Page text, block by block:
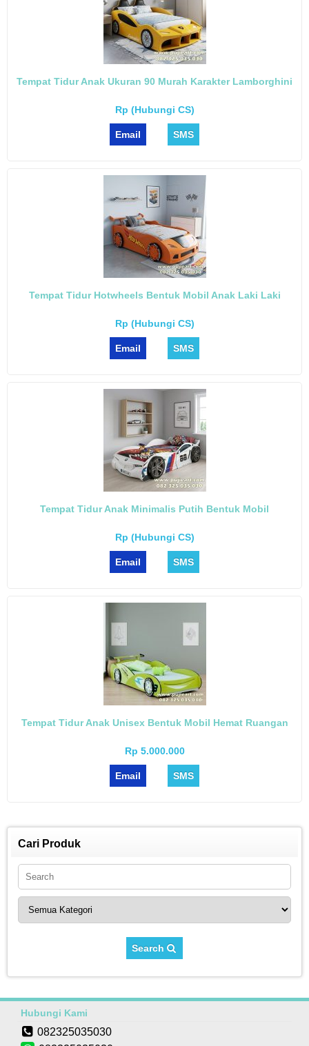
Tempat Tidur Anak Ukuran 90 Murah Karakter Lamborghini
Rp (Hubungi CS)
Email SMS
Tempat Tidur Hotwheels Bentuk Mobil Anak Laki Laki
Rp (Hubungi CS)
Email SMS
Tempat Tidur Anak Minimalis Putih Bentuk Mobil
Rp (Hubungi CS)
Email SMS
Tempat Tidur Anak Unisex Bentuk Mobil Hemat Ruangan
Rp 5.000.000
Email SMS
Cari Produk
Search
Hubungi Kami
082325035030